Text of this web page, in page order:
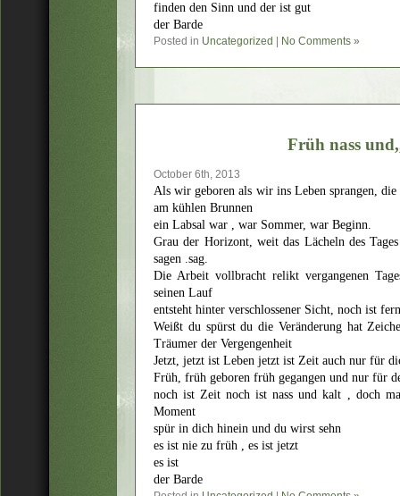
finden den Sinn und der ist gut
der Barde
Posted in Uncategorized No Comments »
Früh nass
October 6th, 2013
Als wir geboren als wir ins Leben sprangen,
am kühlen Brunnen
ein Labsal war , war Sommer, war Beginn.
Grau der Horizont, weit das Lächeln des
sagen .sag.
Die Arbeit vollbracht relikt vergangenen
seinen Lauf
entsteht hinter verschlossener Sicht, noch ist
Weißt du spürst du die Veränderung hat
Träumer der Vergengenheit
Jetzt, jetzt ist Leben jetzt ist Zeit auch nur für
Früh, früh geboren früh gegangen und nur für
noch ist Zeit noch ist nass und kalt , doch
Moment
spür in dich hinein und du wirst sehn
es ist nie zu früh , es ist jetzt
es ist
der Barde